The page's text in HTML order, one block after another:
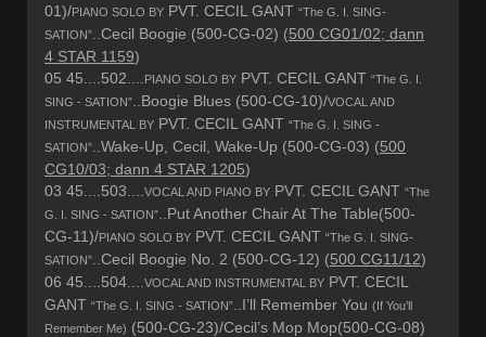
01)/PIANO SOLO BY PVT. CECIL GANT “The G. I. SING-
SATION”
..Cecil Boogie (500-CG-02) (500 CG01/02; dann
4 STAR 1159)
05 45....502....
PIANO SOLO BY PVT. CECIL GANT “The G. I.
SING - SATION”
..Boogie Blues (500-CG-10)/VOCAL AND
INSTRUMENTAL BY PVT. CECIL GANT “The G. I. SING -
SATION”
..Wake-Up, Cecil, Wake-Up (500-CG-03) (500
CG10/03; dann 4 STAR 1205)
03 45....503....
VOCAL AND PIANO BY PVT. CECIL GANT “The
G. I. SING - SATION”
..Put Another Chair At The Table(500-
CG-11)/PIANO SOLO BY PVT. CECIL GANT “The G. I. SING-
SATION”
..Cecil Boogie No. 2 (500-CG-12) (500 CG11/12)
06 45....504....
VOCAL AND INSTRUMENTAL BY PVT. CECIL
GANT “The G. I. SING - SATION” ..I’ll Remember You (If You’ll
Remember Me) (500-CG-23)/Cecil’s Mop Mop(500-CG-08)